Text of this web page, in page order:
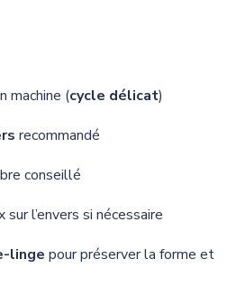
machine (cycle délicat)
recommandé
conseillé
sur l’envers si nécessaire
linge pour préserver la forme et